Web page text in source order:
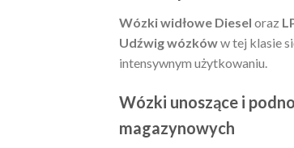
Wózki widłowe Diesel oraz
Udźwig wózkóww tej klasie
intensywnym użytkowaniu.
Wózki unoszące i
magazynowych